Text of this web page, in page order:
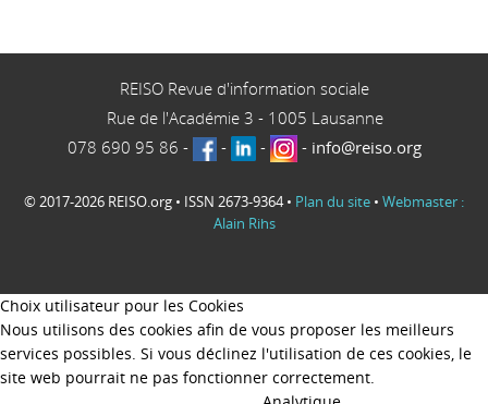
REISO Revue d'information sociale
Rue de l'Académie 3 - 1005 Lausanne
078 690 95 86 - - - - info@reiso.org
© 2017-2026 REISO.org • ISSN 2673-9364 • Plan du site • Webmaster :
Alain Rihs
Choix utilisateur pour les Cookies
Nous utilisons des cookies afin de vous proposer les meilleurs
services possibles. Si vous déclinez l'utilisation de ces cookies, le
site web pourrait ne pas fonctionner correctement.